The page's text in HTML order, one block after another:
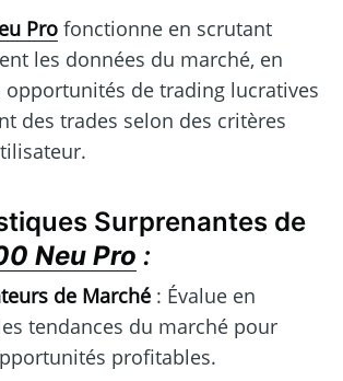
Pro fonctionne en scrutant
les données du marché, en
de trading lucratives
des trades selon des critères
Surprenantes de
Neu Pro :
de Marché : Évalue en
tendances du marché pour
profitables.